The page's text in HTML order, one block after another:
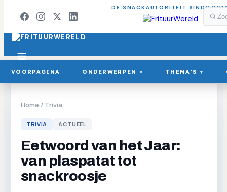
DE SNACKAUTORITEIT SINDS
VOORPAGINA ONDERWERPEN ▾ THEMA'S ▾
Home / Trivia
TRIVIA ACTUEEL
Eetwoord van het Jaar:
van plaspatat tot
snackroosje